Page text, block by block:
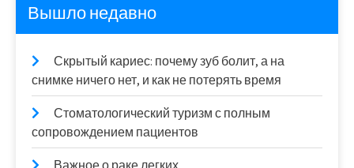
Вышло недавно
Скрытый кариес: почему зуб болит, а на
снимке ничего нет, и как не потерять время
Стоматологический туризм с полным
сопровождением пациентов